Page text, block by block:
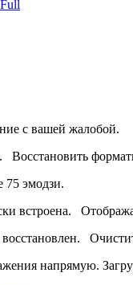
с вашей жалобой.
Восстановить
75 эмодзи.
встроена.
напрямую.